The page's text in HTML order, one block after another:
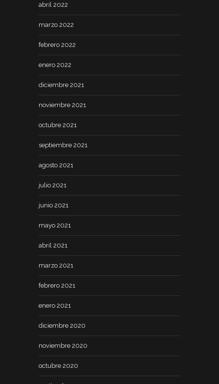
abril 2022
marzo 2022
febrero 2022
enero 2022
diciembre 2021
noviembre 2021
octubre 2021
septiembre 2021
agosto 2021
julio 2021
junio 2021
mayo 2021
abril 2021
marzo 2021
febrero 2021
enero 2021
diciembre 2020
noviembre 2020
octubre 2020